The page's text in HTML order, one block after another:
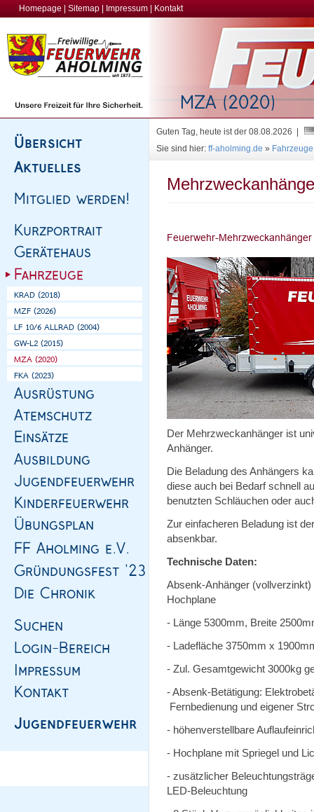
Homepage Sitemap Impressum Kontakt
Guten Tag, heute ist der 08.08.2026 |
Sie sind hier: ff-aholming.de » Fahrzeuge
Der Mehrzweckanhänger ist
Anhänger.
Die Beladung des Anhängers
diese auch bei Bedarf schnell
benutzten Schläuchen oder
Zur einfacheren Beladung ist
absenkbar.
Technische Daten:
Absenk-Anhänger
Hochplane
- Länge 5300mm, Breite
- Ladefläche 3750mm x
- Zul. Gesamtgewicht 3000kg
- Absenk-Betätigung:
Fernbedienung und eigener
- höhenverstellbare
- Hochplane mit Spriegel und
- zusätzlicher
LED-Beleuchtung